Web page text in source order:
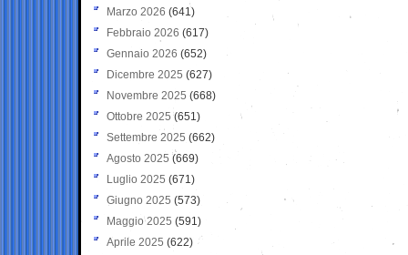
Marzo 2026 (641)
Febbraio 2026 (617)
Gennaio 2026 (652)
Dicembre 2025 (627)
Novembre 2025 (668)
Ottobre 2025 (651)
Settembre 2025 (662)
Agosto 2025 (669)
Luglio 2025 (671)
Giugno 2025 (573)
Maggio 2025 (591)
Aprile 2025 (622)